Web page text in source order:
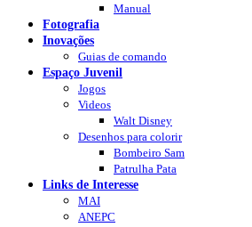
Manual
Fotografia
Inovações
Guias de comando
Espaço Juvenil
Jogos
Videos
Walt Disney
Desenhos para colorir
Bombeiro Sam
Patrulha Pata
Links de Interesse
MAI
ANEPC